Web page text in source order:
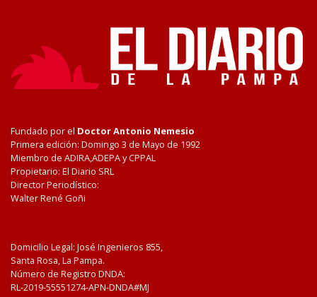
Fundado por el Doctor Antonio Nemesio
Primera edición: Domingo 3 de Mayo de 1992
Miembro de ADIRA,ADEPA y CPPAL
Propietario: El Diario SRL
Director Periodístico:
Walter René Goñi
Domicilio Legal: José Ingenieros 855,
Santa Rosa, La Pampa.
Número de Registro DNDA:
RL-2019-55551274-APN-DNDA#MJ